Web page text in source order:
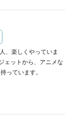
、楽しくやっていま
ェットから、アニメな
っています。